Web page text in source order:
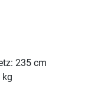
235 cm
kg